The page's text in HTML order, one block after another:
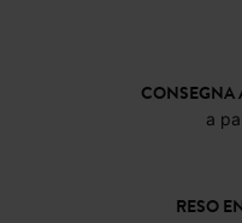
CONSEGNA
a
RESO